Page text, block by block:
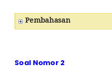
Pembahasan
Soal Nomor 2